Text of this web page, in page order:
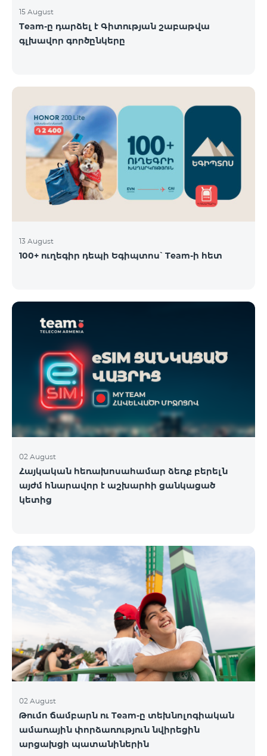
15 August
Team-ը դարձել է Գիտության շաբաթվա
գլխավոր գործընկերը
13 August
100+ ուղեգիր դեպի Եգիպտոս՝ Team-ի հետ
02 August
Հայկական հեռախոսահամար ձեռք բերելն
այժմ հնարավոր է աշխարհի ցանկացած
կետից
02 August
Թումո ճամբարն ու Team-ը տեխնոլոգիական
ամառային փորձառություն նվիրեցին
արցախցի պատանիներին